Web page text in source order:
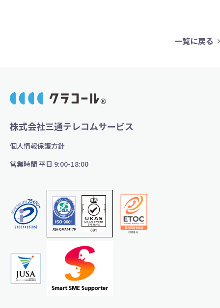
一覧に戻る
株式会社三通テレコムサービス
個人情報保護方針
営業時間 平日 9:00-18:00